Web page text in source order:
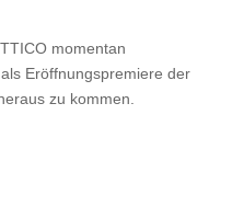
momentan
Eröffnungspremiere der
zu kommen.